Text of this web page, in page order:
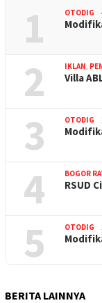
1 OTODIG
2 IKLAN,
Villa
3 OTODIG
4 BOGOR
RSUD
5 OTODIG
BERITA LAINNYA